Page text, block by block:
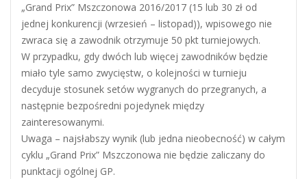
„Grand Prix” Mszczonowa 2016/2017 (15 lub 30 zł od
jednej konkurencji (wrzesień – listopad)), wpisowego nie
zwraca się a zawodnik otrzymuje 50 pkt turniejowych.
W przypadku, gdy dwóch lub więcej zawodników będzie
miało tyle samo zwycięstw, o kolejności w turnieju
decyduje stosunek setów wygranych do przegranych, a
następnie bezpośredni pojedynek między
zainteresowanymi.
Uwaga – najsłabszy wynik (lub jedna nieobecność) w całym
cyklu „Grand Prix” Mszczonowa nie będzie zaliczany do
punktacji ogólnej GP.